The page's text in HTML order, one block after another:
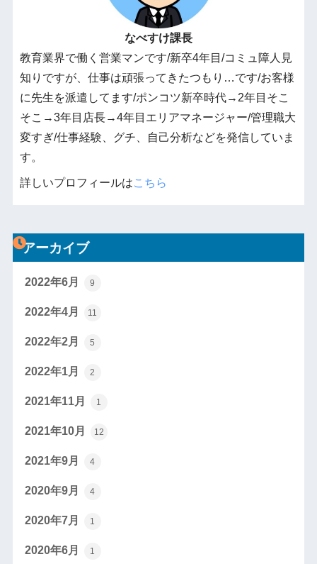
なべすけ課長
教育業界で働く営業マンです/新卒4年目/コミュ障人見
知りですが、仕事は頑張ってきたつもり…です/お客様
に先生を派遣してます/ポンコツ新卒時代→2年目そこ
そこ→3年目店長→4年目エリアマネージャー/管理職大
変すぎ/仕事経験、グチ、自己分析などを発信していま
す。
詳しいプロフィールはこちら
アーカイブ
2022年6月 9
2022年4月 11
2022年2月 5
2022年1月 2
2021年11月 1
2021年10月 12
2021年9月 4
2020年9月 4
2020年7月 1
2020年6月 1